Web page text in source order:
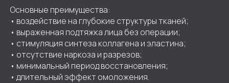
Основные преимущества:
• воздействие на глубокие структуры тканей;
• выраженная подтяжка лица без операции;
• стимуляция синтеза коллагена и эластина;
• отсутствие наркоза и разрезов;
• минимальный период восстановления;
• длительный эффект омоложения.